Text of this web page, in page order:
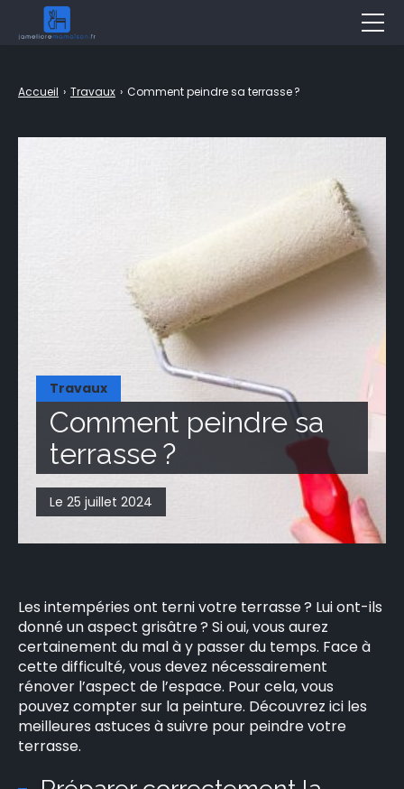
Travaux
Comment peindre sa
terrasse ?
Le 25 juillet 2024
Accueil › Travaux › Comment peindre sa terrasse ?
Les intempéries ont terni votre terrasse ? Lui ont-ils
donné un aspect grisâtre ? Si oui, vous aurez
certainement du mal à y passer du temps. Face à
cette difficulté, vous devez nécessairement
rénover l’aspect de l’espace. Pour cela, vous
pouvez compter sur la peinture. Découvrez ici les
meilleures astuces à suivre pour peindre votre
terrasse.
Jardin
Aménagement
Immobilier
CONTACT